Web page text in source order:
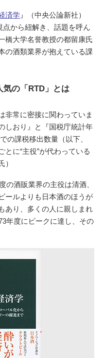
済学 』（中央公論新社）
点から紐解き、話題を呼ん
橋大学名誉教授の都留康氏
の酒類業界が抱えている課
気の「RTD」とは
非常に密接に関わっていま
しおり』と『国税庁統計年
の課税移出数量（以下、
に“主役”が代わっている
）
酒販業界の主役は清酒、
ールよりも日本酒のほうが
あり、多くの人に親しまれ
年度にピークに達し、その